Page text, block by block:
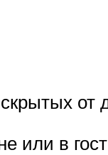
от
или в